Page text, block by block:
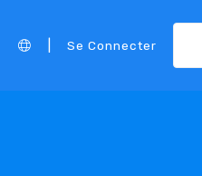
Se Connecter